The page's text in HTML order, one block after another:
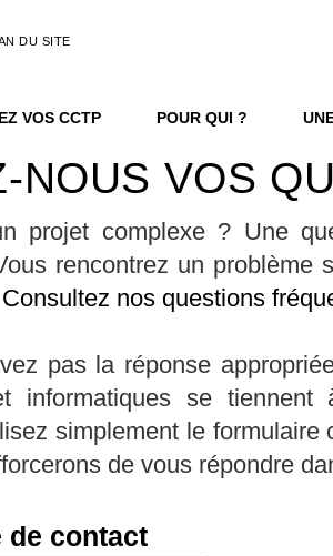
DU SITE
VOS CCTP POUR QUI ?
NOUS VOS
projet complexe ? Une
rencontrez un problème
Consultez nos questions
pas la réponse
informatiques se
simplement le formulaire
de vous répondre
de contact